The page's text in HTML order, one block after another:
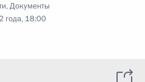
,Документы
года, 18:00